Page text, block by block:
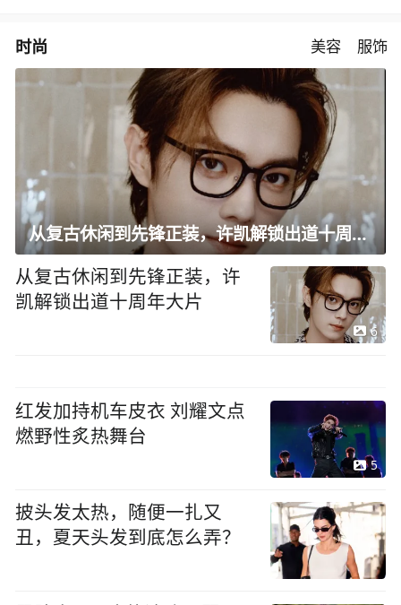
时尚 美容 服饰
从复古休闲到先锋正装，许凯解锁出道十周年大片
从复古休闲到先锋正装，许
凯解锁出道十周年大片
6
红发加持机车皮衣 刘耀文点
燃野性炙热舞台
5
披头发太热，随便一扎又
丑，夏天头发到底怎么弄？